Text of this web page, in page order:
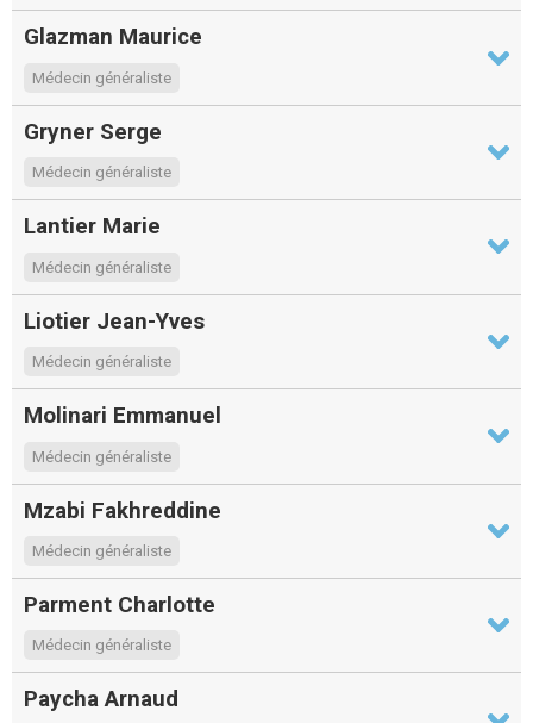
Glazman Maurice
Médecin généraliste
Gryner Serge
Médecin généraliste
Lantier Marie
Médecin généraliste
Liotier Jean-Yves
Médecin généraliste
Molinari Emmanuel
Médecin généraliste
Mzabi Fakhreddine
Médecin généraliste
Parment Charlotte
Médecin généraliste
Paycha Arnaud